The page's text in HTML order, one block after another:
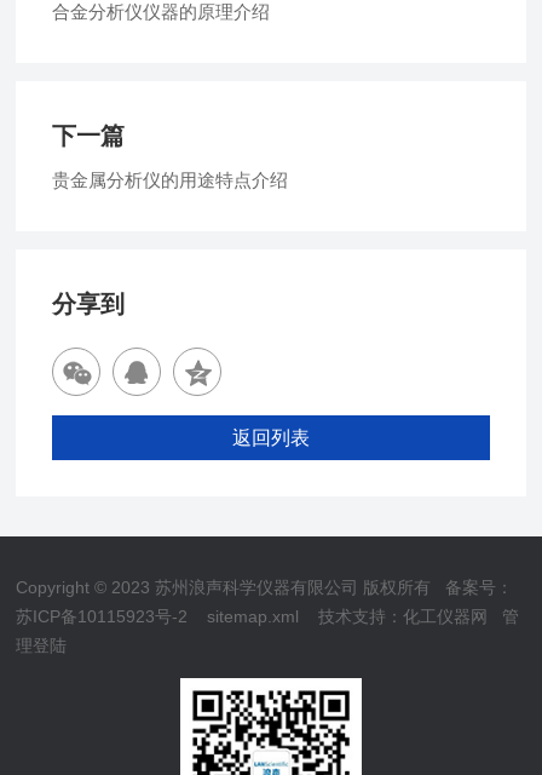
合金分析仪仪器的原理介绍
下一篇
贵金属分析仪的用途特点介绍
分享到
返回列表
Copyright © 2023 苏州浪声科学仪器有限公司 版权所有 备案号：
苏ICP备10115923号-2
sitemap.xml 技术支持：化工仪器网
管
理登陆